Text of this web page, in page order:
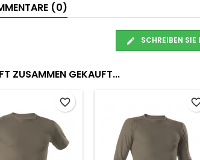
(0)
SCHREIBEN SIE
ZUSAMMEN GEKAUFT...
favorite_border